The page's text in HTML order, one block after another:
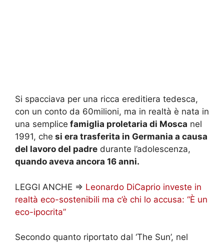
Si spacciava per una ricca ereditiera tedesca,
con un conto da 60milioni, ma in realtà è nata in
una semplice famiglia proletaria di Mosca nel
1991, che si era trasferita in Germania a causa
del lavoro del padre durante l’adolescenza,
quando aveva ancora 16 anni.
LEGGI ANCHE => Leonardo DiCaprio investe in
realtà eco-sostenibili ma c’è chi lo accusa: “È un
eco-ipocrita”
Secondo quanto riportato dal ‘The Sun’, nel